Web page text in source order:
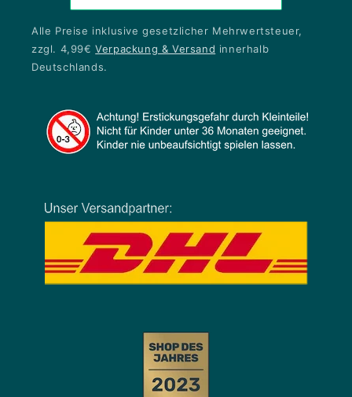
Alle Preise inklusive gesetzlicher Mehrwertsteuer,
zzgl. 4,99€Verpackung & Versand innerhalb
Deutschlands.